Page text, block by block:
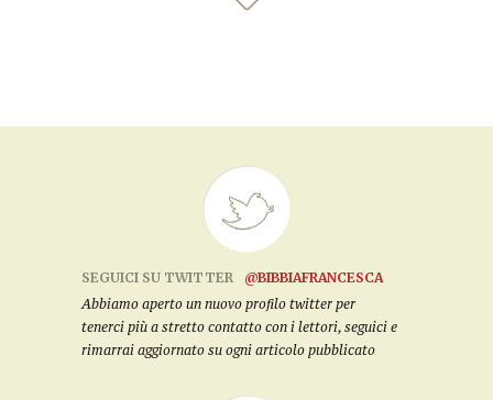
SEGUICI SU TWITTER
@BIBBIAFRANCESCA
Abbiamo aperto un nuovo profilo twitter per
tenerci più a stretto contatto con i lettori, seguici e
rimarrai aggiornato su ogni articolo pubblicato